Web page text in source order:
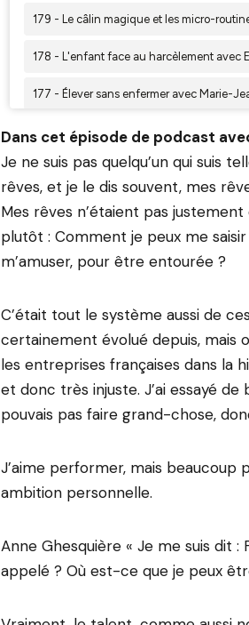
Dans cet épisode de podcast
Je ne suis pas quelqu’un qui suis
rêves, et je le dis souvent, mes
Mes rêves n’étaient pas
plutôt : Comment je peux me
m’amuser, pour être entourée ?
C’était tout le système aussi de
certainement évolué depuis, mais
les entreprises françaises dans la
et donc très injuste. J’ai essayé
pouvais pas faire grand-chose,
J’aime performer, mais
ambition personnelle.
Anne Ghesquière « Je me suis dit
appelé ? Où est-ce que je peux